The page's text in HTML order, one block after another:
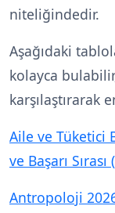
niteliğindedir.
Aşağıdaki
kolayca
karşılaştırarak
Aile ve Tüketici
ve Başarı Sırası
Antropoloji 2026